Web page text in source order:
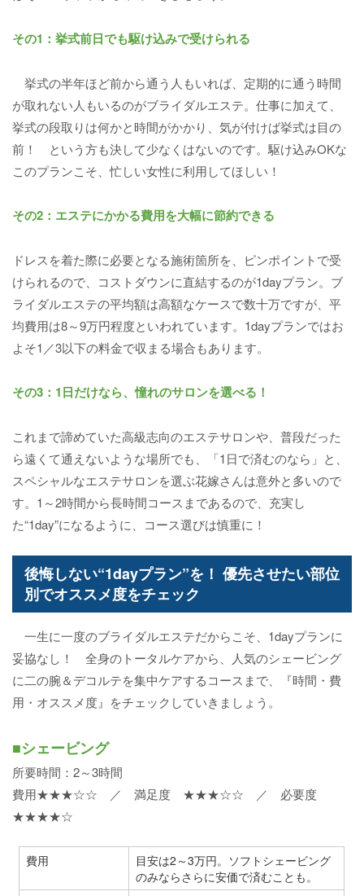
その1：挙式前日でも駆け込みで受けられる
挙式の半年ほど前から通う人もいれば、定期的に通う時間
が取れない人もいるのがブライダルエステ。仕事に加えて、
挙式の段取りは何かと時間がかかり、気が付けば挙式は目の
前！ という方も決して少なくはないのです。駆け込みOKな
このプランこそ、忙しい女性に利用してほしい！
その2：エステにかかる費用を大幅に節約できる
ドレスを着た際に必要となる施術箇所を、ピンポイントで受
けられるので、コストダウンに直結するのが1dayプラン。ブ
ライダルエステの平均額は高額なケースで数十万ですが、平
均費用は8～9万円程度といわれています。1dayプランではお
よそ1／3以下の料金で収まる場合もあります。
その3：1日だけなら、憧れのサロンを選べる！
これまで諦めていた高級志向のエステサロンや、普段だった
ら遠くて通えないような場所でも、「1日で済むのなら」と、
スペシャルなエステサロンを選ぶ花嫁さんは意外と多いので
す。1～2時間から長時間コースまであるので、充実し
た“1day”になるように、コース選びは慎重に！
後悔しない“1dayプラン”を！ 優先させたい部位
別でオススメ度をチェック
一生に一度のブライダルエステだからこそ、1dayプランに
妥協なし！ 全身のトータルケアから、人気のシェービング
に二の腕＆デコルテを集中ケアするコースまで、『時間・費
用・オススメ度』をチェックしていきましょう。
■シェービング
所要時間：2～3時間
費用★★★☆☆ ／ 満足度 ★★★☆☆ ／ 必要度
★★★★☆
費用
目安は2～3万円。ソフトシェービング
のみならさらに安価で済むことも。